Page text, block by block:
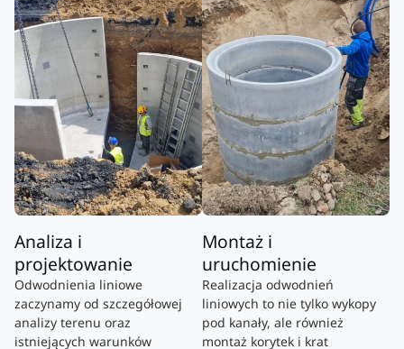
Analiza i
projektowanie
Odwodnienia liniowe
zaczynamy od szczegółowej
analizy terenu oraz
istniejących warunków
Montaż i
uruchomienie
Realizacja odwodnień
liniowych to nie tylko wykopy
pod kanały, ale również
montaż korytek i krat